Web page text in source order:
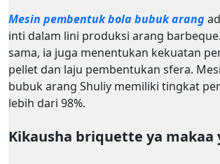
Mesin pembentuk bola bubuk arang
inti dalam lini produksi arang
sama, ia juga menentukan kekuatan
pellet dan laju pembentukan sfera.
bubuk arang Shuliy memiliki tingkat
lebih dari 98%.
Kikausha briquette ya makaa